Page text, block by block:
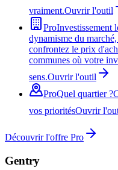
vraiment.Ouvrir l'outil
ProInvestissement
dynamisme du
confrontez le prix
communes où votre
sens.Ouvrir l'outil
ProQuel quartier ?
vos prioritésOuvrir
Découvrir l'offre Pro
Gentry